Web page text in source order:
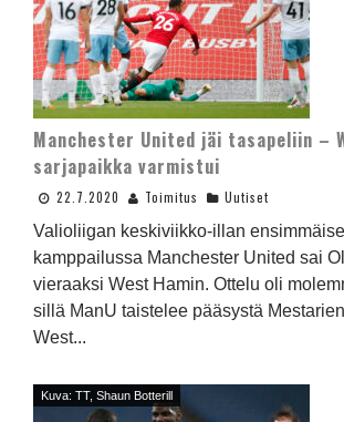
Manchester United jäi tasapeliin –
sarjapaikka varmistui
22.7.2020 Toimitus Uutiset
Valioliigan keskiviikko-illan
kamppailussa Manchester United sai
vieraaksi West Hamin. Ottelu oli
sillä ManU taistelee pääsystä
West...
Kuva: TT, Shaun Botterill